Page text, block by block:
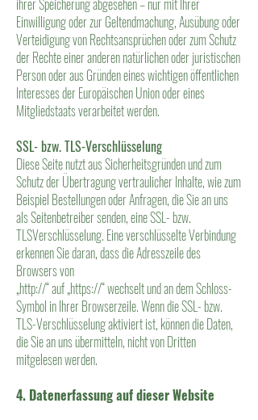
ihrer Speicherung abgesehen – nur mit Ihrer
Einwilligung oder zur Geltendmachung, Ausübung oder
Verteidigung von Rechtsansprüchen oder zum Schutz
der Rechte einer anderen natürlichen oder juristischen
Person oder aus Gründen eines wichtigen öffentlichen
Interesses der Europäischen Union oder eines
Mitgliedstaats verarbeitet werden.
SSL- bzw. TLS-Verschlüsselung
Diese Seite nutzt aus Sicherheitsgründen und zum
Schutz der Übertragung vertraulicher Inhalte, wie zum
Beispiel Bestellungen oder Anfragen, die Sie an uns
als Seitenbetreiber senden, eine SSL- bzw.
TLSVerschlüsselung. Eine verschlüsselte Verbindung
erkennen Sie daran, dass die Adresszeile des
Browsers von
„http://“ auf „https://“ wechselt und an dem Schloss-
Symbol in Ihrer Browserzeile. Wenn die SSL- bzw.
TLS-Verschlüsselung aktiviert ist, können die Daten,
die Sie an uns übermitteln, nicht von Dritten
mitgelesen werden.
4. Datenerfassung auf dieser Website